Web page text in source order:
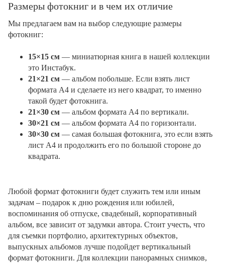
Размеры фотокниг и в чем их отличие
Мы предлагаем вам на выбор следующие размеры
фотокниг:
15×15 см — миниатюрная книга в нашей коллекции
это Инстабук.
21×21 см — альбом побольше. Если взять лист
формата А4 и сделаете из него квадрат, то именно
такой будет фотокнига.
21×30 см — альбом формата А4 по вертикали.
30×21 см — альбом формата А4 по горизонтали.
30×30 см — самая большая фотокнига, это если взять
лист А4 и продолжить его по большой стороне до
квадрата.
Любой формат фотокниги будет служить тем или иным
задачам – подарок к дню рождения или юбилей,
воспоминания об отпуске, свадебный, корпоративный
альбом, все зависит от задумки автора. Стоит учесть, что
для съемки портфолио, архитектурных объектов,
выпускных альбомов лучше подойдет вертикальный
формат фотокниги. Для коллекции панорамных снимков,